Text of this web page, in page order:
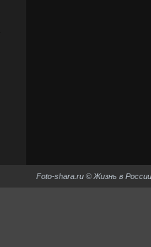
Foto-shara.ru © Жизнь в